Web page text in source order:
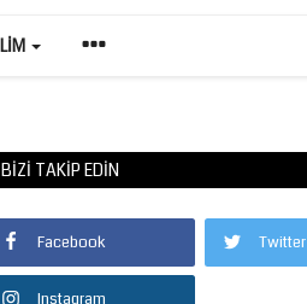
BIZI TAKIP EDIN
Facebook Twitter
Instagram